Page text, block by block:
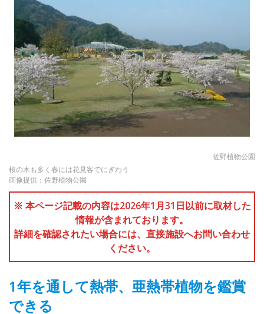
佐野植物公園
桜の木も多く春には花見客でにぎわう
画像提供：佐野植物公園
※ 本ページ記載の内容は2026年1月31日以前に取材した
情報が含まれております。
詳細を確認されたい場合には、直接施設へお問い合わせ
ください。
1年を通して熱帯、亜熱帯植物を鑑賞
できる